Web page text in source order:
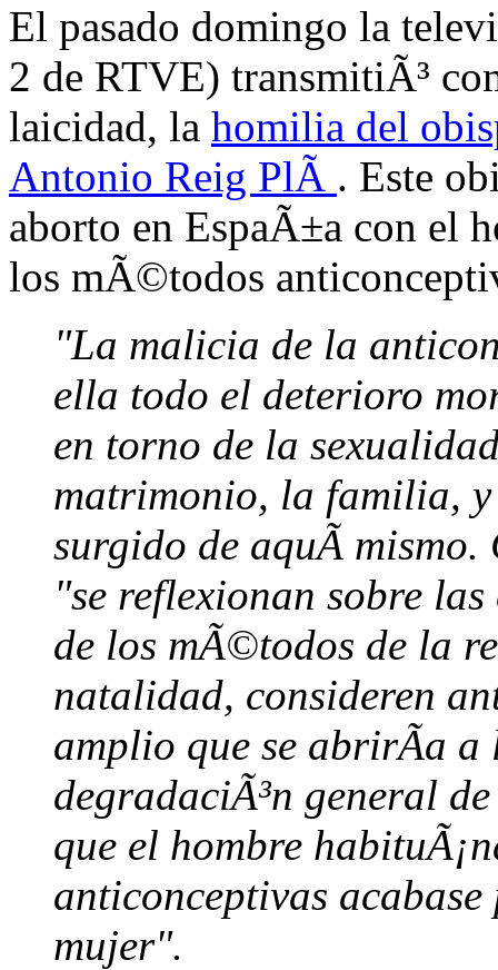
El pasado domingo la
2 de RTVE) transmitiÃ³
laicidad, la homilia del
Antonio Reig PlÃ . Este
aborto en EspaÃ±a con el
los mÃ©todos
"La malicia de la
ella todo el deterioro
en torno de la
matrimonio, la familia,
surgido de aquÃ­
"se reflexionan sobre
de los mÃ©todos de la
natalidad, consideren
amplio que se abrirÃ­a
degradaciÃ³n general
que el hombre
anticonceptivas
mujer".